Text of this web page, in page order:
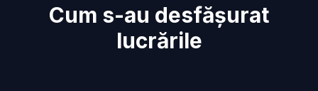
Cum s-au desfășurat
lucrările